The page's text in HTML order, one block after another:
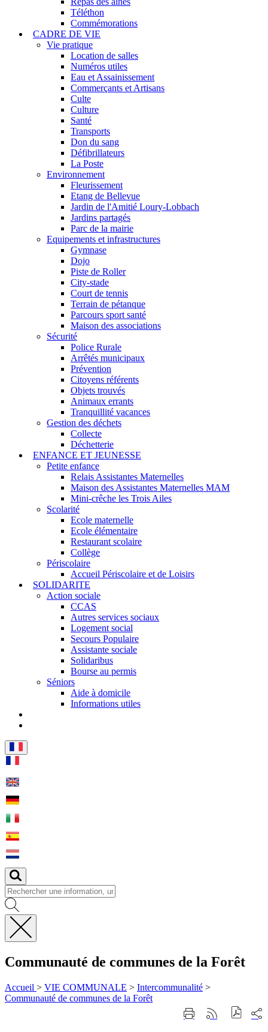
Téléthon
Commémorations
CADRE DE VIE
Vie pratique
Location de salles
Numéros utiles
Eau et Assainissement
Commerçants et Artisans
Culte
Culture
Santé
Transports
Don du sang
Défibrillateurs
La Poste
Environnement
Fleurissement
Etang de Bellevue
Jardin de l'Amitié Loury-Lobbach
Jardins partagés
Parc de la mairie
Equipements et infrastructures
Gymnase
Dojo
Piste de Roller
City-stade
Court de tennis
Terrain de pétanque
Parcours sport santé
Maison des associations
Sécurité
Police Rurale
Arrêtés municipaux
Prévention
Citoyens référents
Objets trouvés
Animaux errants
Tranquillité vacances
Gestion des déchets
Collecte
Déchetterie
ENFANCE ET JEUNESSE
Petite enfance
Relais Assistantes Maternelles
Maison des Assistantes Maternelles MAM
Mini-crêche les Trois Ailes
Scolarité
Ecole maternelle
Ecole élémentaire
Restaurant scolaire
Collège
Périscolaire
Accueil Périscolaire et de Loisirs
SOLIDARITE
Action sociale
CCAS
Autres services sociaux
Logement social
Secours Populaire
Assistante sociale
Solidaribus
Bourse au permis
Séniors
Aide à domicile
Informations utiles
Fermer
recherche
Communauté de communes de la Forêt
Accueil > VIE COMMUNALE > Intercommunalité >
Communauté de communes de la Forêt
ImprimerGénérer
sur